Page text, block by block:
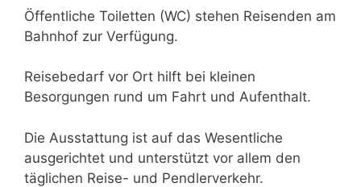
Öffentliche Toiletten (WC) stehen Reisenden am
Bahnhof zur Verfügung.
Reisebedarf vor Ort hilft bei kleinen
Besorgungen rund um Fahrt und Aufenthalt.
Die Ausstattung ist auf das Wesentliche
ausgerichtet und unterstützt vor allem den
täglichen Reise- und Pendlerverkehr.